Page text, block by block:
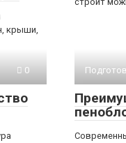
крыши,
0